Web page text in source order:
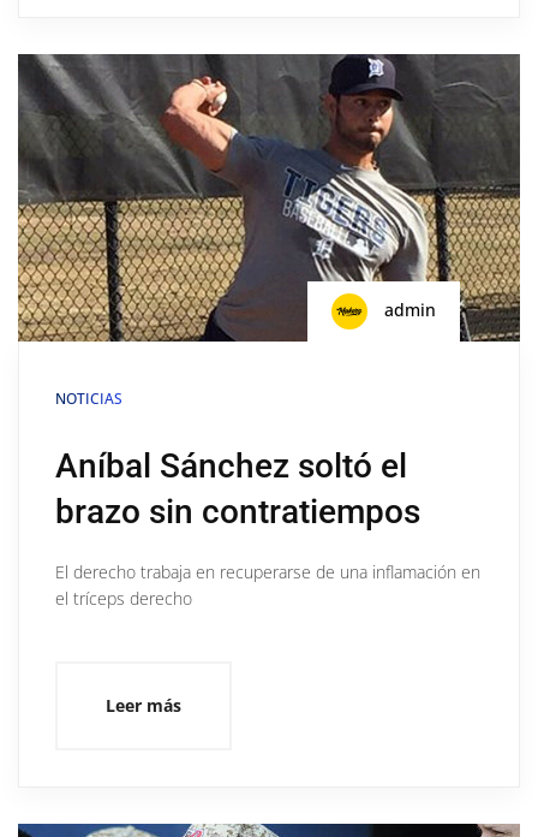
admin
NOTICIAS
Aníbal Sánchez soltó el
brazo sin contratiempos
El derecho trabaja en recuperarse de una inflamación en
el tríceps derecho
Leer más